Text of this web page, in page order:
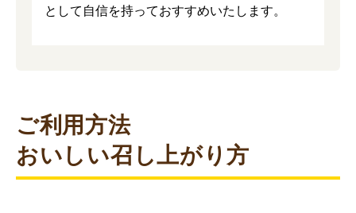
として自信を持っておすすめいたします。
ご利用方法
おいしい召し上がり方